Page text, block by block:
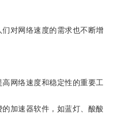
对网络速度的需求也不断增
网络速度和稳定性的重要工
加速器软件，如蓝灯、酸酸